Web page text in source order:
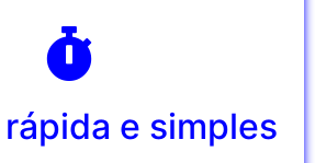
e simples